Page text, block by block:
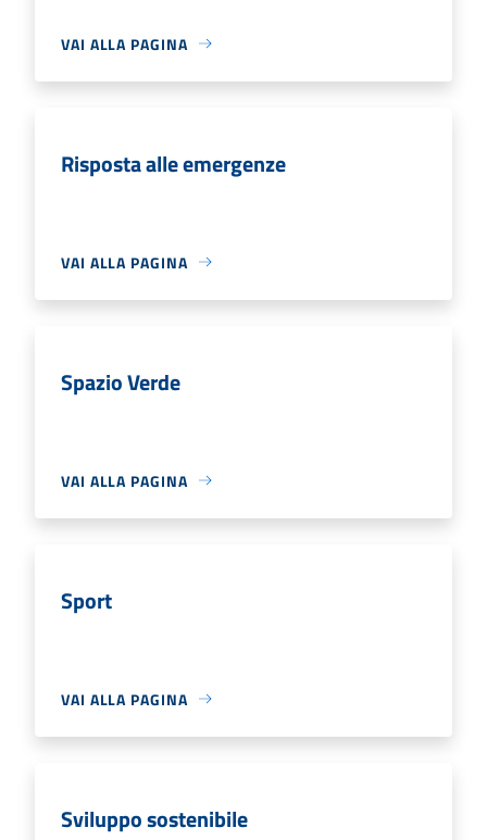
VAI ALLA PAGINA
Risposta alle emergenze
VAI ALLA PAGINA
Spazio Verde
VAI ALLA PAGINA
Sport
VAI ALLA PAGINA
Sviluppo sostenibile